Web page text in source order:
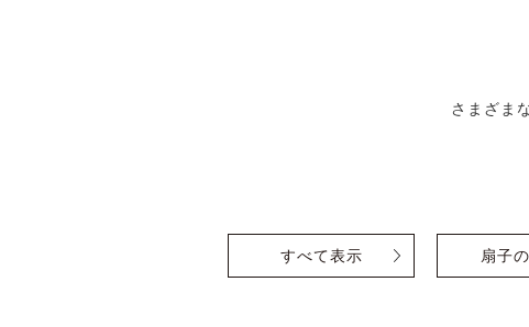
さまざま
すべて表示 扇子